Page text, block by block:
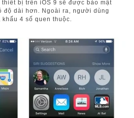
thiết bị trên iOS 9 sẽ được bảo mật
độ dài hơn. Ngoài ra, người dùng
4 số quen thuộc.